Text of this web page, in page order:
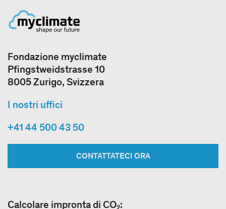
Fondazione myclimate
Pfingstweidstrasse 10
8005 Zurigo, Svizzera
I nostri uffici
+41 44 500 43 50
CONTATTATECI ORA
Calcolare impronta di CO₂: